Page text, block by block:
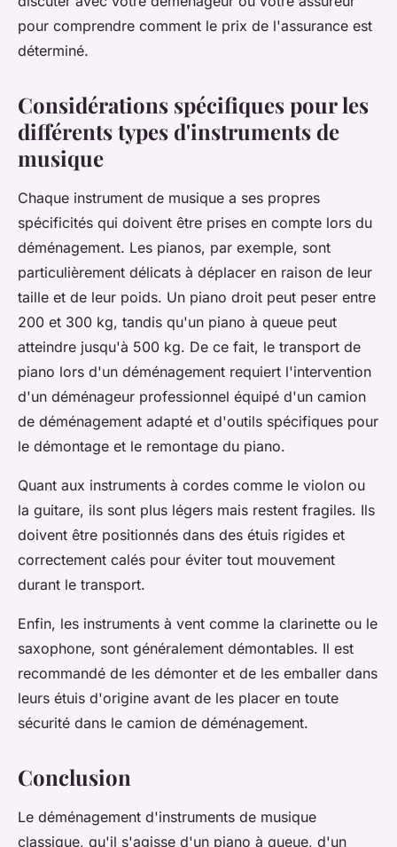
pour comprendre comment le prix de l'assurance est
déterminé.
Considérations spécifiques pour les
différents types d'instruments de
musique
Chaque instrument de musique a ses propres
spécificités qui doivent être prises en compte lors du
déménagement. Les pianos, par exemple, sont
particulièrement délicats à déplacer en raison de leur
taille et de leur poids. Un piano droit peut peser entre
200 et 300 kg, tandis qu'un piano à queue peut
atteindre jusqu'à 500 kg. De ce fait, le transport de
piano lors d'un déménagement requiert l'intervention
d'un déménageur professionnel équipé d'un camion
de déménagement adapté et d'outils spécifiques pour
le démontage et le remontage du piano.
Quant aux instruments à cordes comme le violon ou
la guitare, ils sont plus légers mais restent fragiles. Ils
doivent être positionnés dans des étuis rigides et
correctement calés pour éviter tout mouvement
durant le transport.
Enfin, les instruments à vent comme la clarinette ou le
saxophone, sont généralement démontables. Il est
recommandé de les démonter et de les emballer dans
leurs étuis d'origine avant de les placer en toute
sécurité dans le camion de déménagement.
Conclusion
Le déménagement d'instruments de musique
classique, qu'il s'agisse d'un piano à queue, d'un